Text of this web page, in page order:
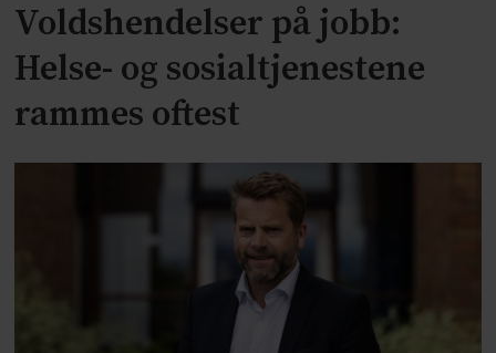
Voldshendelser på jobb:
Helse- og sosialtjenestene
rammes oftest